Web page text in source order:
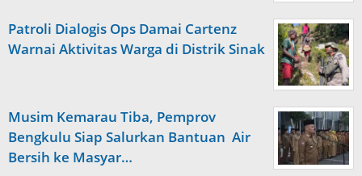
Patroli Dialogis Ops Damai Cartenz
Warnai Aktivitas Warga di Distrik Sinak
Musim Kemarau Tiba, Pemprov
Bengkulu Siap Salurkan Bantuan Air
Bersih ke Masyar…